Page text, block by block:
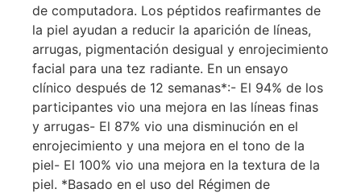
de computadora. Los péptidos reafirmantes de
la piel ayudan a reducir la aparición de líneas,
arrugas, pigmentación desigual y enrojecimiento
facial para una tez radiante. En un ensayo
clínico después de 12 semanas*:- El 94% de los
participantes vio una mejora en las líneas finas
y arrugas- El 87% vio una disminución en el
enrojecimiento y una mejora en el tono de la
piel- El 100% vio una mejora en la textura de la
piel. *Basado en el uso del Régimen de